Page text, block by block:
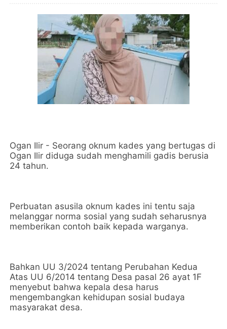
Ogan Ilir - Seorang oknum kades yang bertugas di
Ogan Ilir diduga sudah menghamili gadis berusia
24 tahun.
Perbuatan asusila oknum kades ini tentu saja
melanggar norma sosial yang sudah seharusnya
memberikan contoh baik kepada warganya.
Bahkan UU 3/2024 tentang Perubahan Kedua
Atas UU 6/2014 tentang Desa pasal 26 ayat 1F
menyebut bahwa kepala desa harus
mengembangkan kehidupan sosial budaya
masyarakat desa.